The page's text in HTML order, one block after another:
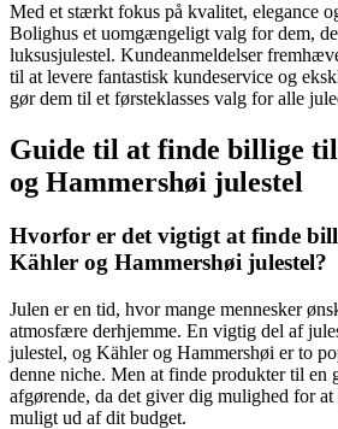
Med et stærkt fokus på kvalitet, elegance
Bolighus et uomgængeligt valg for dem,
luksusjulestel. Kundeanmeldelser
til at levere fantastisk kundeservice og
gør dem til et førsteklasses valg for alle
Guide til at finde billige
og Hammershøi julestel
Hvorfor er det vigtigt at finde
Kähler og Hammershøi julestel?
Julen er en tid, hvor mange mennesker
atmosfære derhjemme. En vigtig del af
julestel, og Kähler og Hammershøi er to
denne niche. Men at finde produkter til en
afgørende, da det giver dig mulighed for at
muligt ud af dit budget.